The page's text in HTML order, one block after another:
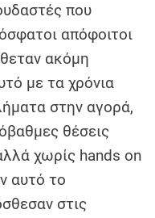
που
απόφοιτοι
ακόμη
με τα χρόνια
στην αγορά,
θέσεις
χωρίς hands on
αυτό το
στις